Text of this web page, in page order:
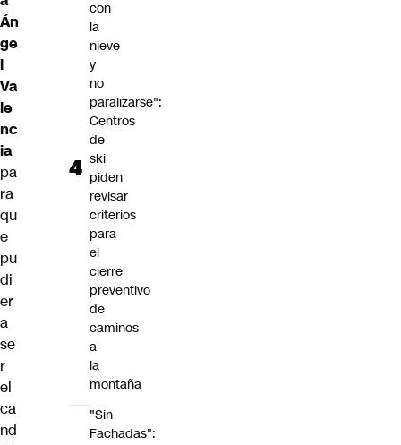
Án
ge
l
Va
le
nc
ia
pa
ra
qu
e
pu
di
er
a
se
r
el
ca
nd
con
la
nieve
y
no
paralizarse":
Centros
de
ski
piden
revisar
criterios
para
el
cierre
preventivo
de
caminos
a
la
montaña
"Sin
Fachadas":